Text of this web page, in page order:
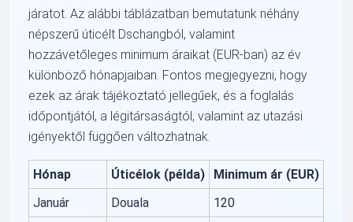
járatot. Az alábbi táblázatban bemutatunk néhány
népszerű úticélt Dschangból, valamint
hozzávetőleges minimum áraikat (EUR-ban) az év
különböző hónapjaiban. Fontos megjegyezni, hogy
ezek az árak tájékoztató jellegűek, és a foglalás
időpontjától, a légitársaságtól, valamint az utazási
igényektől függően változhatnak.
Hónap Úticélok (példa)
Minimum ár (EUR)
Január
Douala
120